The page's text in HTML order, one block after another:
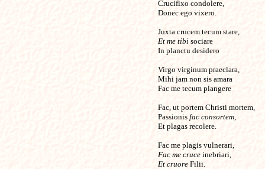
Crucifixo condolere,
Donec ego vixero.
Juxta crucem tecum stare,
Et me tibisociare
In planctu desidero
Virgo virginum praeclara,
Mihi jam non sis amara
Fac me tecum plangere
Fac, ut portem Christi mortem,
Passionis fac consortem,
Et plagas recolere.
Fac me plagis vulnerari,
Fac me cruceinebriari,
Et cruoreFilii.